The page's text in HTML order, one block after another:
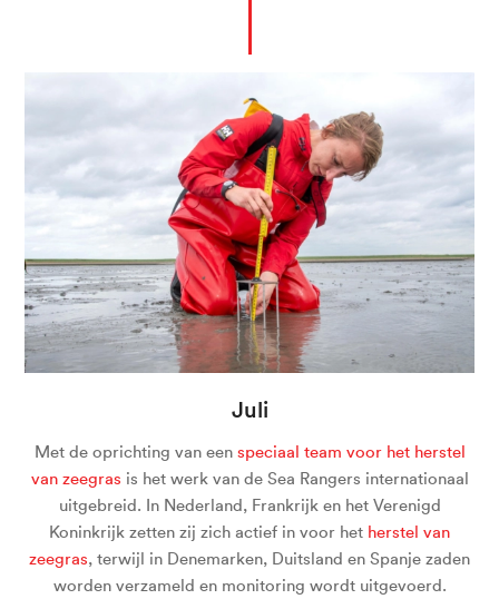
Juli
Met de oprichting van een speciaal team voor het herstel
van zeegras is het werk van de Sea Rangers internationaal
uitgebreid. In Nederland, Frankrijk en het Verenigd
Koninkrijk zetten zij zich actief in voor het herstel van
zeegras, terwijl in Denemarken, Duitsland en Spanje zaden
worden verzameld en monitoring wordt uitgevoerd.